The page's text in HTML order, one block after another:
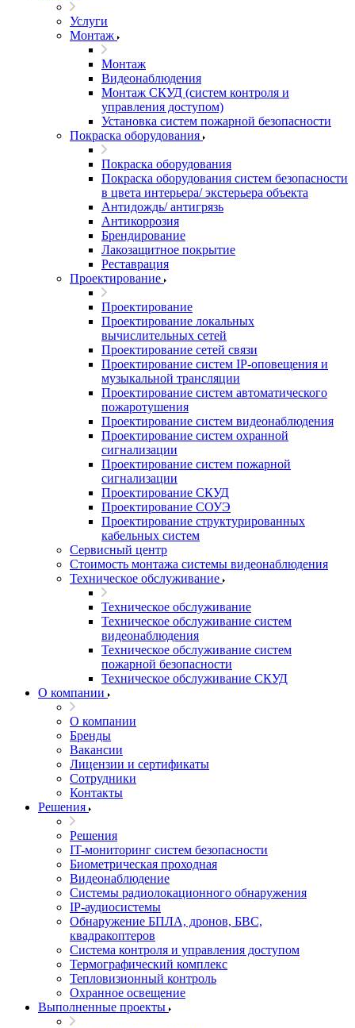
Услуги
Монтаж
Монтаж
Видеонаблюдения
Монтаж СКУД (систем контроля и
управления доступом)
Установка систем пожарной безопасности
Покраска оборудования
Покраска оборудования
Покраска оборудования систем безопасности
в цвета интерьера/ экстерьера объекта
Антидождь/ антигрязь
Антикоррозия
Брендирование
Лакозащитное покрытие
Реставрация
Проектирование
Проектирование
Проектирование локальных
вычислительных сетей
Проектирование сетей связи
Проектирование систем IP-оповещения и
музыкальной трансляции
Проектирование систем автоматического
пожаротушения
Проектирование систем видеонаблюдения
Проектирование систем охранной
сигнализации
Проектирование систем пожарной
сигнализации
Проектирование СКУД
Проектирование СОУЭ
Проектирование структурированных
кабельных систем
Сервисный центр
Стоимость монтажа системы видеонаблюдения
Техническое обслуживание
Техническое обслуживание
Техническое обслуживание систем
видеонаблюдения
Техническое обслуживание систем
пожарной безопасности
Техническое обслуживание СКУД
О компании
О компании
Бренды
Вакансии
Лицензии и сертификаты
Сотрудники
Контакты
Решения
Решения
IT-мониторинг систем безопасности
Биометрическая проходная
Видеонаблюдение
Системы радиолокационного обнаружения
IP-аудиосистемы
Обнаружение БПЛА, дронов, БВС,
квадракоптеров
Система контроля и управления доступом
Термографический комплекс
Тепловизионный контроль
Охранное освещение
Выполненные проекты